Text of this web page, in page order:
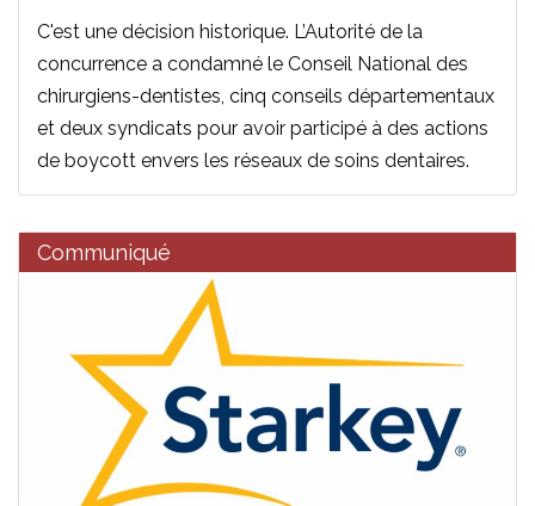
C'est une décision historique. L’Autorité de la
concurrence a condamné le Conseil National des
chirurgiens-dentistes, cinq conseils départementaux
et deux syndicats pour avoir participé à des actions
de boycott envers les réseaux de soins dentaires.
Communiqué